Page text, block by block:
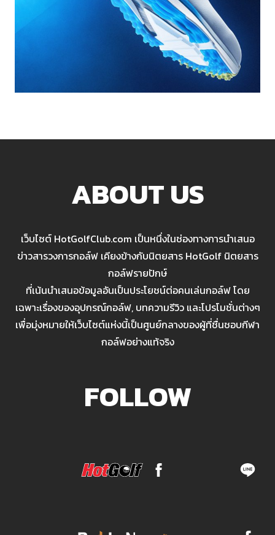
ABOUT US
เว็บไซต์ HotGolfClub.com เป็นหนึ่งในช่องทางการนำเสนอ
ข่าวสารวงการกอล์ฟ เคียงข้างกับนิตยสาร HotGolf นิตยสาร
กอล์ฟรายปักษ์
ที่เน้นนำเสนอข้อมูลอันเป็นประโยชน์ต่อคนเล่นกอล์ฟ โดย
เฉพาะเรื่องของอุปกรณ์กอล์ฟ, บทความรีวิว และโปรโมชั่นต่างๆ
เพื่อมุ่งหมายให้เว็บไซต์แห่งนี้เป็นศูนย์กลางของผู้ที่ชื่นชอบกีฬา
กอล์ฟอย่างแท้จริง
FOLLOW